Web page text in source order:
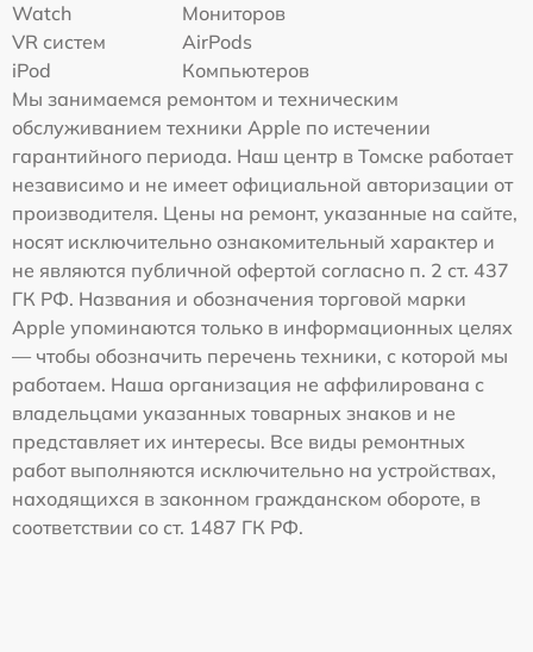
Watch
Мониторов
VR систем
AirPods
iPod
Компьютеров
Мы занимаемся ремонтом и техническим
обслуживанием техники Apple по истечении
гарантийного периода. Наш центр в Томске работает
независимо и не имеет официальной авторизации от
производителя. Цены на ремонт, указанные на сайте,
носят исключительно ознакомительный характер и
не являются публичной офертой согласно п. 2 ст. 437
ГК РФ. Названия и обозначения торговой марки
Apple упоминаются только в информационных целях
— чтобы обозначить перечень техники, с которой мы
работаем. Наша организация не аффилирована с
владельцами указанных товарных знаков и не
представляет их интересы. Все виды ремонтных
работ выполняются исключительно на устройствах,
находящихся в законном гражданском обороте, в
соответствии со ст. 1487 ГК РФ.